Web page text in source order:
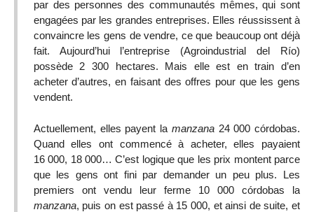
par des personnes des communautés mêmes, qui sont
engagées par les grandes entreprises. Elles réussissent à
convaincre les gens de vendre, ce que beaucoup ont déjà
fait. Aujourd’hui l’entreprise (Agroindustrial del Río)
possède 2 300 hectares. Mais elle est en train d’en
acheter d’autres, en faisant des offres pour que les gens
vendent.
Actuellement, elles payent la manzana24 000 córdobas.
Quand elles ont commencé à acheter, elles payaient
16 000, 18 000… C’est logique que les prix montent parce
que les gens ont fini par demander un peu plus. Les
premiers ont vendu leur ferme 10 000 córdobas la
manzana, puis on est passé à 15 000, et ainsi de suite, et